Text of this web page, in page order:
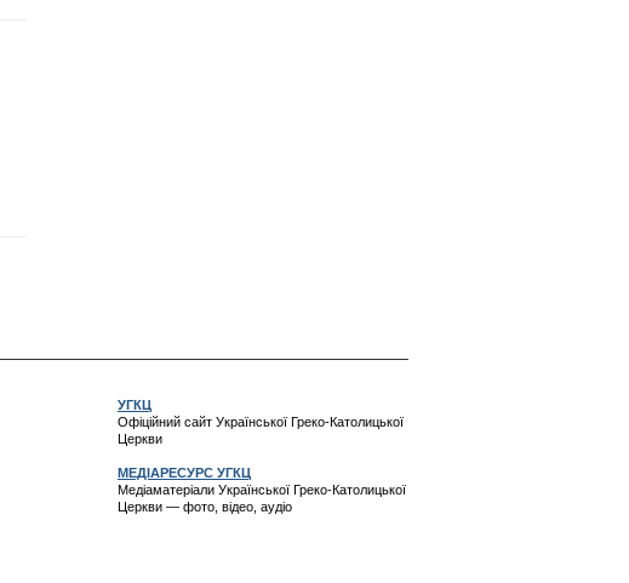
УГКЦ
Офіційний сайт Української Греко-Католицької
Церкви
МЕДІАРЕСУРС УГКЦ
Медіаматеріали Української Греко-Католицької
Церкви — фото, відео, аудіо